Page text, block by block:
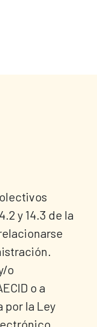
y 14.3 de la
o
o a
la Ley